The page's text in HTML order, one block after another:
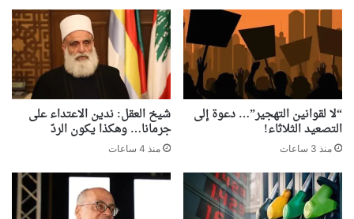
“لا لقوانين التهجير”… دعوة إلى
التصعيد الثلاثاء!
منذ 3 ساعات
شيخ العقل: ندين الاعتداء على
جرمانا… وهكذا يكون الردّ
منذ 4 ساعات